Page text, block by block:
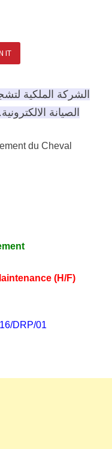
IT
الشركة الملكية
الصيانة الالكترونية.
du Cheval
(H/F)
DRP/01